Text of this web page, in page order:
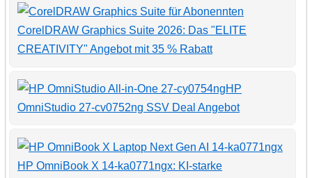
CorelDRAW Graphics Suite 2026: Das "ELITE
CREATIVITY" Angebot mit 35 % Rabatt
HP
OmniStudio 27-cv0752ng SSV Deal Angebot
HP OmniBook X 14-ka0771ngx: KI-starke